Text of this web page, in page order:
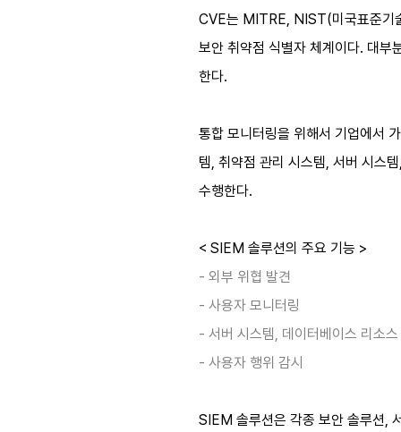
CVE는 MITRE, NIST(미국표준
보안 취약점 식별자 체계이다. 대부
한다.
통합 모니터링을 위해서 기업에
템, 취약점 관리 시스템, 서버 시스
수행한다.
< SIEM 솔루션의 주요 기능 >
- 외부 위협 발견
- 사용자 모니터링
- 서버 시스템, 데이터베이스 리소
- 사용자 행위 감시
SIEM 솔루션은 각종 보안 솔루션,